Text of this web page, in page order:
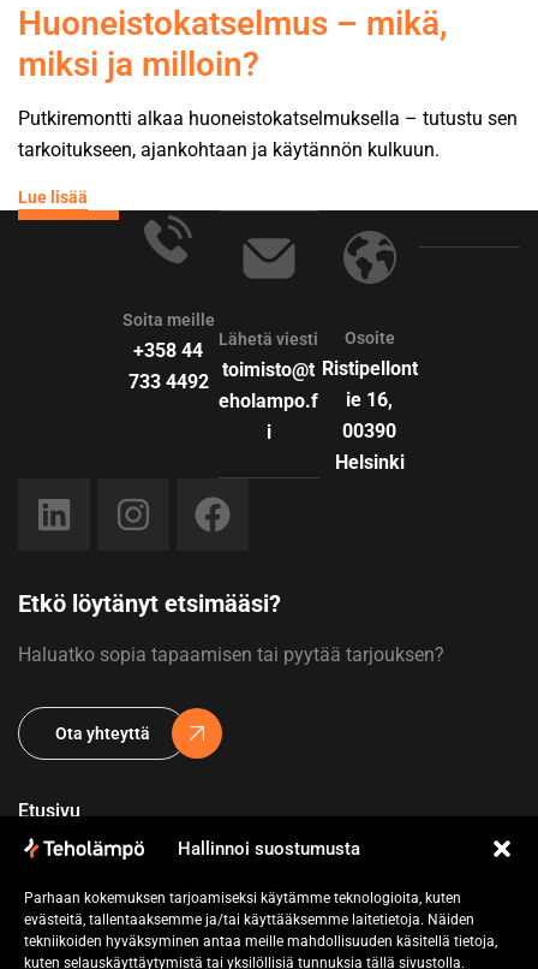
Hallinnoi suostumusta
Parhaan kokemuksen tarjoamiseksi käytämme teknologioita, kuten
evästeitä, tallentaaksemme ja/tai käyttääksemme laitetietoja. Näiden
tekniikoiden hyväksyminen antaa meille mahdollisuuden käsitellä tietoja,
kuten selauskäyttäytymistä tai yksilöllisiä tunnuksia tällä sivustolla.
Huoneistokatselmus – mikä,
miksi ja milloin?
Putkiremontti alkaa huoneistokatselmuksella – tutustu sen
tarkoitukseen, ajankohtaan ja käytännön kulkuun.
Lue lisää
Soita meille
+358 44
733 4492
Lähetä viesti
toimisto@t
eholampo.f
i
Osoite
Ristipellont
ie 16,
00390
Helsinki
Etusivu
Yritys
Referenssit
Pyydä tarjous
Etkö löytänyt etsimääsi?
Haluatko sopia tapaamisen tai pyytää tarjouksen?
Ota yhteyttä